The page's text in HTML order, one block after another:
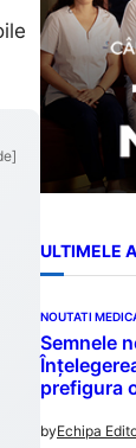
ULTIMELE
NOUTATI
Semnele
prefigura
byEchipa